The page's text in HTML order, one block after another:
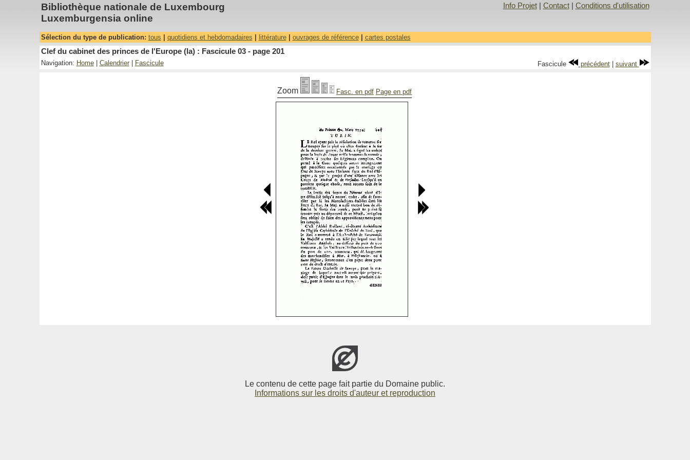
Bibliothèque nationale de Luxembourg
Luxemburgensia online
Info Projet| Contact| Conditions d'utilisation
Sélection du type de publication: tous quotidiens et hebdomadaires littérature| ouvrages de référence| cartes postales
Clef du cabinet des princes de l'Europe (la) : Fascicule 03 - page 201
Navigation: Home| Calendrier| Fascicule Fascicule précédent| suivant
Zoom Fasc. en pdf Page en pdf
Le contenu de cette page fait partie du Domaine public.
Informations sur les droits d'auteur et reproduction